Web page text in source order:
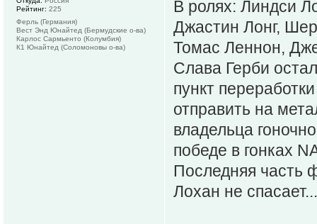
В ролях: Линдси
Джастин Лонг,
Томас Леннон,
Слава Герби
пункт
отправить на
владельца
победе в гонках
Последняя часть
Лохан не
Рейтинг: 225
Ферль (Германия)
Вест Энд Юнайтед (Бермудские о-ва)
Карлос Сармьенто (Колумбия)
К1 Юнайтед (Соломоновы о-ва)